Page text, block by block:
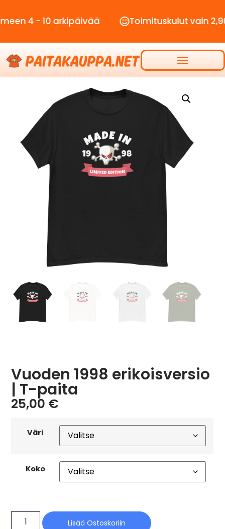
- 10 arkipäivää Toimituskulut vain 2,90€
Vuoden 1998 erikoisversio
| T-paita
25,00 €
Väri
Koko
Lisää Ostoskoriin